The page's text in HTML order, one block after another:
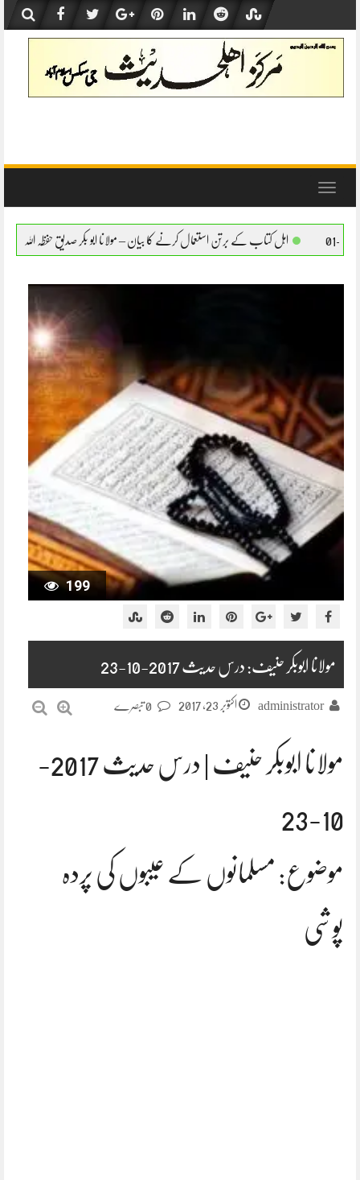
content
Toggle
استعمال کرنے کا بیان – مولانا ابو بکر صدیق حفظہ اللہ اہل کتاب کے برتن استعمال
199
مولانا ابوبکر حنیف: درس حدیث 2017-10-23
administrator اکتوبر 23, 2017
مولانا ابوبکر حنیف | درس حدیث 2017-
10-23
موضوع: مسلمانوں کے عیبوں کی پردہ
پوشی